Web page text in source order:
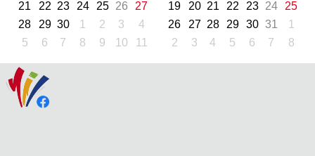
21
22 23 24 25 26
27
28
29 30 1 2 3
4
5
6 7 8 9 10 11
19
20 21 22 23 24
25
26
27 28 29 30 31
1
2
3 4 5 6 7 8